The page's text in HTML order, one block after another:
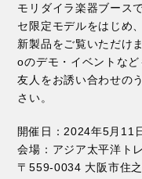
モリダイラ楽器ブース
セ限定モデルをはじめ
新製品をご覧いただけ
oのデモ・イベントな
友人をお誘い合わせの
さい。
開催日：2024年5月11
会場：アジア太平洋ト
〒559-0034 大阪市住